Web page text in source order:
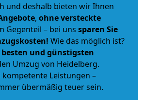
und deshalb bieten wir Ihnen
, ohne versteckte
Gegenteil – bei uns sparen Sie
Wie das möglich ist?
besten und günstigsten
Umzug von Heidelberg.
Leistungen –
übermäßig teuer sein.